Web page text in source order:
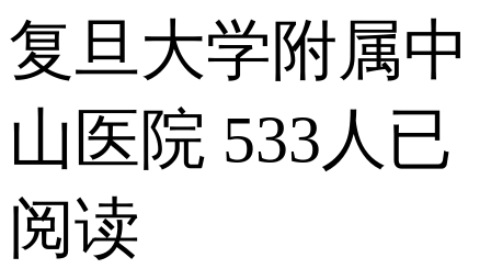
复旦大学附属中
山医院 533人已
阅读